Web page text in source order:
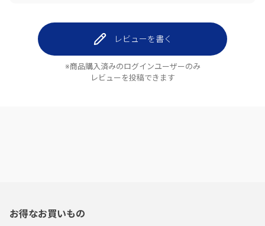
レビューを書く
※商品購入済みのログインユーザーのみ
レビューを投稿できます
お得なお買いもの